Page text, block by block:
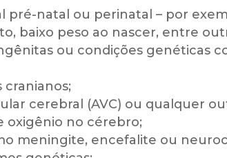
pré-natal ou perinatal – por
baixo peso ao nascer, entre
ou condições genéticas
cranianos;
cerebral (AVC) ou qualquer
oxigênio no cérebro;
meningite, encefalite ou